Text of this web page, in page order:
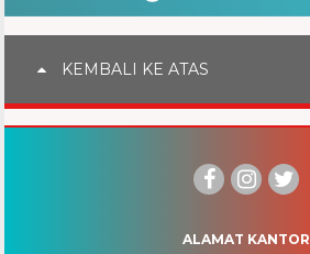
KEMBALI KE ATAS
ALAMAT KANTOR